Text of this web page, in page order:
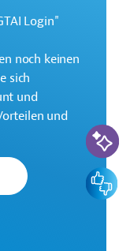
Login"
noch keinen
sich
und
und
KI-